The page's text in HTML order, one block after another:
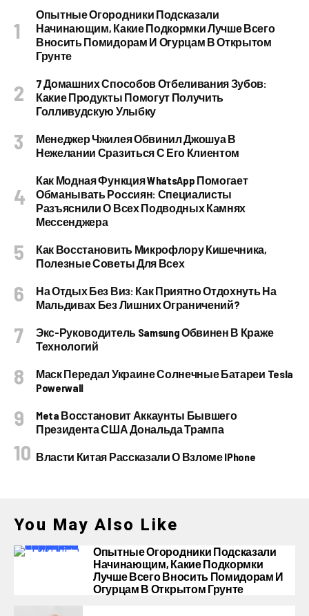
Опытные Огородники Подсказали
Начинающим, Какие Подкормки Лучше Всего
Вносить Помидорам И Огурцам В Открытом
Грунте
7 Домашних Способов Отбеливания Зубов:
Какие Продукты Помогут Получить
Голливудскую Улыбку
Менеджер Чжилея Обвинил Джошуа В
Нежелании Сразиться С Его Клиентом
Как Модная Функция WhatsApp Помогает
Обманывать Россиян: Специалисты
Разъяснили О Всех Подводных Камнях
Мессенджера
Как Восстановить Микрофлору Кишечника,
Полезные Советы Для Всех
На Отдых Без Виз: Как Приятно Отдохнуть На
Мальдивах Без Лишних Ограничений?
Экс-Руководитель Samsung Обвинен В Краже
Технологий
Маск Передал Украине Солнечные Батареи Tesla
Powerwall
Meta Восстановит Аккаунты Бывшего
Президента США Дональда Трампа
Власти Китая Рассказали О Взломе IPhone
You May Also Like
Опытные Огородники Подсказали
Начинающим, Какие Подкормки
Лучше Всего Вносить Помидорам И
Огурцам В Открытом Грунте